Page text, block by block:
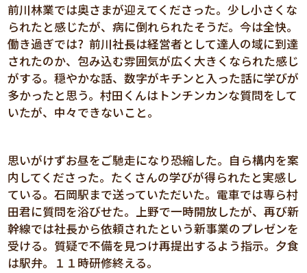
前川林業では奥さまが迎えてくださった。少し小さくな
られたと感じたが、病に倒れられたそうだ。今は全快。
働き過ぎでは? 前川社長は経営者として達人の域に到達
されたのか、包み込む雰囲気が広く大きくなられた感じ
がする。穏やかな話、数字がキチンと入った話に学びが
多かったと思う。村田くんはトンチンカンな質問をして
いたが、中々できないこと。
思いがけずお昼をご馳走になり恐縮した。自ら構内を案
内してくださった。たくさんの学びが得られたと実感し
ている。石岡駅まで送っていただいた。電車では専ら村
田君に質問を浴びせた。上野で一時開放したが、再び新
幹線では社長から依頼されたという新事業のプレゼンを
受ける。質疑で不備を見つけ再提出するよう指示。夕食
は駅弁。１１時研修終える。